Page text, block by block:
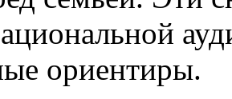
ориентиры.